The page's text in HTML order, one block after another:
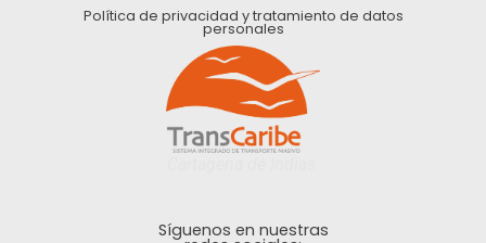
Política de privacidad y tratamiento de datos
personales
Síguenos en nuestras